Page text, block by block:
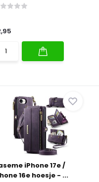
iPhone 17e /
16e hoesje - ...